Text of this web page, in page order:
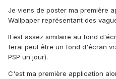
Je viens de poster ma première
Wallpaper représentant des
Il est assez similaire au fond
ferai peut être un fond d'écran
PSP un jour).
C'est ma première application